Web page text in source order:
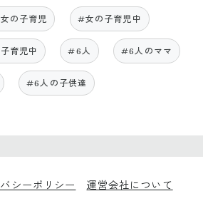
の子育児 #女の子育児中
育児中 #6人 #6人のママ
#6人の子供達
シーポリシー 運営会社について